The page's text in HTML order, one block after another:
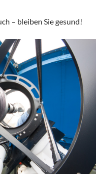
– bleiben Sie gesund!